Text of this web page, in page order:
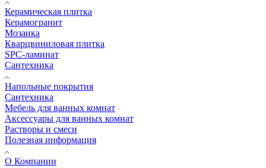
Керамическая плитка
Керамогранит
Мозаика
Кварцвиниловая плитка
SPC-ламинат
Сантехника
Напольные покрытия
Сантехника
Мебель для ванных комнат
Аксессуары для ванных комнат
Растворы и смеси
Полезная информация
О Компании